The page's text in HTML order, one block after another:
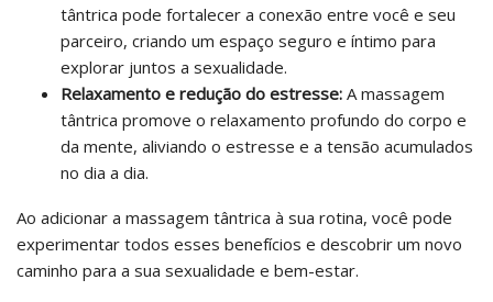
tântrica pode fortalecer a conexão entre você e seu
parceiro, criando um espaço seguro e íntimo para
explorar juntos a sexualidade.
Relaxamento e redução do estresse: A massagem
tântrica promove o relaxamento profundo do corpo e
da mente, aliviando o estresse e a tensão acumulados
no dia a dia.
Ao adicionar a massagem tântrica à sua rotina, você pode
experimentar todos esses benefícios e descobrir um novo
caminho para a sua sexualidade e bem-estar.